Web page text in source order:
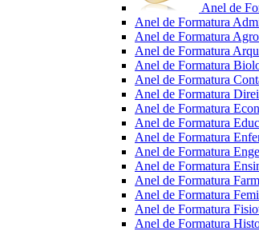
Anel de
Anel de Formatura
Anel de Formatura
Anel de Formatura
Anel de Formatura
Anel de Formatura
Anel de Formatura
Anel de Formatura
Anel de Formatura
Anel de Formatura
Anel de Formatura
Anel de Formatura
Anel de Formatura
Anel de Formatura
Anel de Formatura
Anel de Formatura